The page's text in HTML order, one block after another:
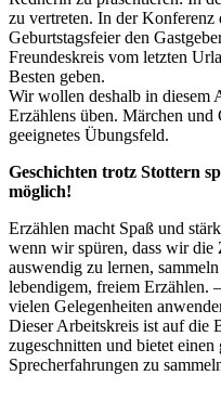
zu vertreten. In der
Geburtstagsfeier den
Freundeskreis vom letzten
Besten geben.
Wir wollen deshalb in diesem
Erzählens üben. Märchen und
geeignetes Übungsfeld.
Geschichten trotz Stottern
möglich!
Erzählen macht Spaß und
wenn wir spüren, dass wir die
auswendig zu lernen,
lebendigem, freiem Erzählen.
vielen Gelegenheiten
Dieser Arbeitskreis ist auf die
zugeschnitten und bietet
Sprecherfahrungen zu